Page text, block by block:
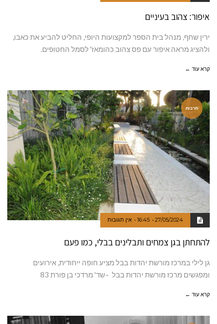
איפור: צהוב בעיניים
ירין שחף, מנהל בית הספר למקצועות היופי, החליט להביע את כאבו,
ולהציג מראה איפור עם פס צהוב כהומאז' לסמל החטופים.
קרא עוד ←
תרבות
27/05/2024
16:45 אין תגובות
להתחתן בגן צמחים ותבלינים בבלי, כמו פעם
גן לילי במרכז מורשת יהדות בבל מציע חופה ייחודית, אירועים
ומפגשים מרכז מורשת יהדות בבל –שד' מרדכי בן פורת 83
קרא עוד ←